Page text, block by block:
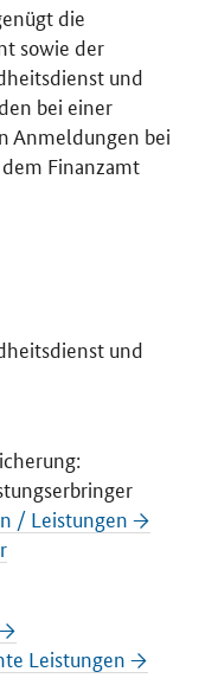
die
sowie der
und
bei einer
Anmeldungen bei
Finanzamt
und
/ Leistungen →
Leistungen →